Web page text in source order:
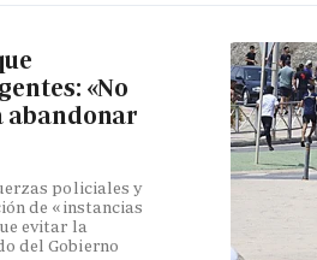
«No
abandonar
policiales y
de «instancias
evitar la
del Gobierno